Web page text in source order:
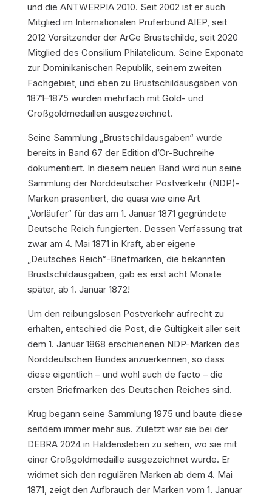
und die ANTWERPIA 2010. Seit 2002 ist er auch
Mitglied im Internationalen Prüferbund AIEP, seit
2012 Vorsitzender der ArGe Brustschilde, seit 2020
Mitglied des Consilium Philatelicum. Seine Exponate
zur Dominikanischen Republik, seinem zweiten
Fachgebiet, und eben zu Brustschildausgaben von
1871–1875 wurden mehrfach mit Gold- und
Großgoldmedaillen ausgezeichnet.
Seine Sammlung „Brustschildausgaben“ wurde
bereits in Band 67 der Edition d’Or-Buchreihe
dokumentiert. In diesem neuen Band wird nun seine
Sammlung der Norddeutscher Postverkehr (NDP)-
Marken präsentiert, die quasi wie eine Art
„Vorläufer“ für das am 1. Januar 1871 gegründete
Deutsche Reich fungierten. Dessen Verfassung trat
zwar am 4. Mai 1871 in Kraft, aber eigene
„Deutsches Reich“-Briefmarken, die bekannten
Brustschildausgaben, gab es erst acht Monate
später, ab 1. Januar 1872!
Um den reibungslosen Postverkehr aufrecht zu
erhalten, entschied die Post, die Gültigkeit aller seit
dem 1. Januar 1868 erschienenen NDP-Marken des
Norddeutschen Bundes anzuerkennen, so dass
diese eigentlich – und wohl auch de facto – die
ersten Briefmarken des Deutschen Reiches sind.
Krug begann seine Sammlung 1975 und baute diese
seitdem immer mehr aus. Zuletzt war sie bei der
DEBRA 2024 in Haldensleben zu sehen, wo sie mit
einer Großgoldmedaille ausgezeichnet wurde. Er
widmet sich den regulären Marken ab dem 4. Mai
1871, zeigt den Aufbrauch der Marken vom 1. Januar